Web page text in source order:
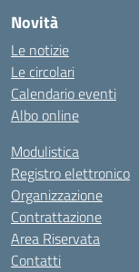
Novità
Le notizie
Le circolari
Calendario eventi
Albo online
Modulistica
Registro elettronico
Organizzazione
Contrattazione
Area Riservata
Contatti